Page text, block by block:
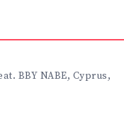
BBY NABE, Cyprus,